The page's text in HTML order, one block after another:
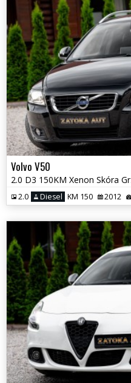
Volvo V50
2.0 Diesel KM 150 2012